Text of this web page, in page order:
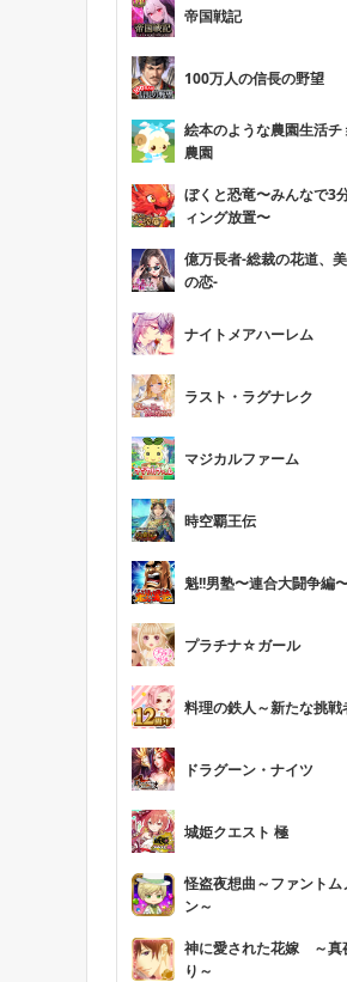
帝国戦記
100万人の信長の野望
絵本のような農園生活チ
農園
ぼくと恐竜〜みんなで3
ィング放置〜
億万長者-総裁の花道、
の恋-
ナイトメアハーレム
ラスト・ラグナレク
マジカルファーム
時空覇王伝
魁!!男塾〜連合大闘争編
プラチナ☆ガール
料理の鉄人～新たな挑戦
ドラグーン・ナイツ
城姫クエスト 極
怪盗夜想曲～ファントム
ン～
神に愛された花嫁 ～真
り～